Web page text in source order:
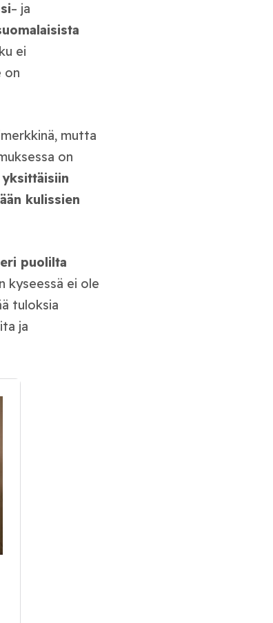
– ja
ei
on
mutta
on
kulissien
puolilta
kyseessä ei ole
tuloksia
ja